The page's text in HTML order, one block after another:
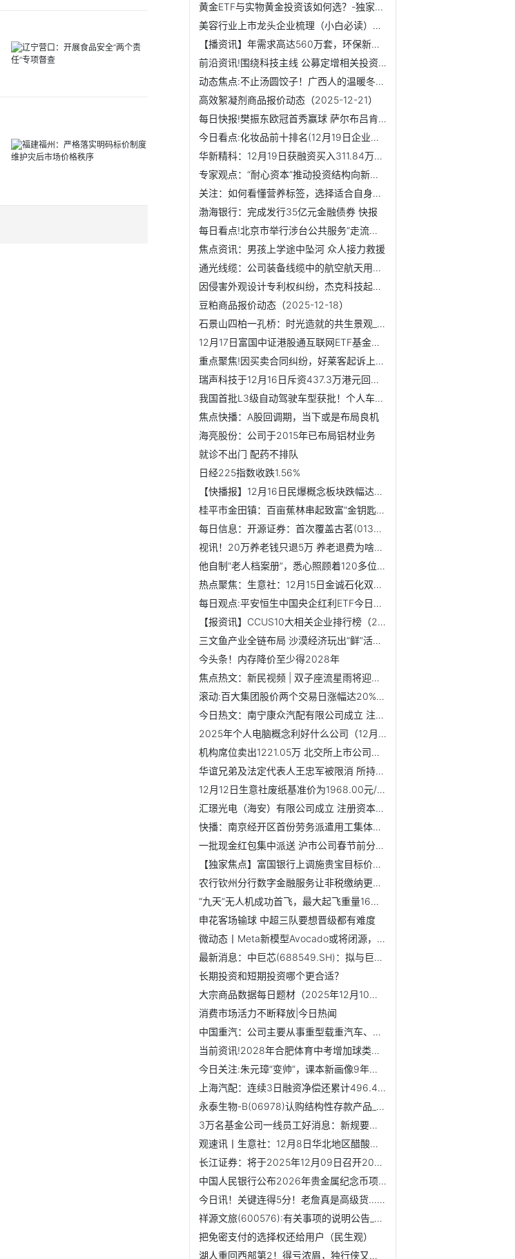
黄金ETF与实物黄金投资该如何选？-独家焦点
美容行业上市龙头企业梳理（小白必读）！（2025/12/22） 今日讯
【播资讯】年需求高达560万套，环保新政将做大机动车污控装置市场
前沿资讯!围绕科技主线 公募定增相关投资目前浮盈逾百亿元
动态焦点:不止汤圆饺子！广西人的温暖冬至，还藏着多少香甜美...
高效絮凝剂商品报价动态（2025-12-21）
每日快报!樊振东欧冠首秀赢球 萨尔布吕肯乒乓球队挺进八强
今日看点:化妆品前十排名(12月19日企业成交量排名前十名)
华新精科：12月19日获融资买入311.84万元_速递
专家观点：“耐心资本”推动投资结构向新质生产力集中
关注：如何看懂营养标签，选择适合自身的食品？国家卫健委介绍
渤海银行：完成发行35亿元金融债券 快报
每日看点!北京市举行涉台公共服务“走流程”成果展示
焦点资讯：男孩上学途中坠河 众人接力救援
通光线缆：公司装备线缆中的航空航天用耐高温电缆产品符合机...
因侵害外观设计专利权纠纷，杰克科技起诉台州市豪森缝纫机厂...
豆粕商品报价动态（2025-12-18）
石景山四柏一孔桥：时光造就的共生景观_新视野
12月17日富国中证港股通互联网ETF基金份额增加11.25亿份，重...
重点聚焦!因买卖合同纠纷，好莱客起诉上海佰卓装饰工程有限公司
瑞声科技于12月16日斥资437.3万港元回购11.45万股
我国首批L3级自动驾驶车型获批！个人车主能开上吗 专家回应...
焦点快播：A股回调期，当下或是布局良机
海亮股份：公司于2015年已布局铝材业务
就诊不出门 配药不排队
日经225指数收跌1.56%
【快播报】12月16日民爆概念板块跌幅达2%
桂平市金田镇：百亩蕉林串起致富“金钥匙”_每日热门
每日信息：开源证券：首次覆盖古茗(01364)予“买入”评级 看...
视讯！20万养老钱只退5万 养老退费为啥这么难？
他自制“老人档案册”，悉心照顾着120多位老人
热点聚焦：生意社：12月15日金诚石化双氧水价格行情
每日观点:平安恒生中国央企红利ETF今日起发售
【报资讯】CCUS10大相关企业排行榜（2025第三季度毛利润榜）
三文鱼产业全链布局 沙漠经济玩出“鲜”活力-快资讯
今头条！内存降价至少得2028年
焦点热文：新民视频 | 双子座流星雨将迎来极大 上海最佳观...
滚动:百大集团股价两个交易日涨幅达20%，股东减持139.94万股
今日热文：南宁康众汽配有限公司成立 注册资本10万人民币
2025年个人电脑概念利好什么公司（12月12日）_快资讯
机构席位卖出1221.05万 北交所上市公司大鹏工业登龙虎榜
华谊兄弟及法定代表人王忠军被限消 所持3.4亿元公司股票被二...
12月12日生意社废纸基准价为1968.00元/吨 快资讯
汇璟光电（海安）有限公司成立 注册资本50万人民币
快播：南京经开区首份劳务派遣用工集体合同正式签订
一批现金红包集中派送 沪市公司春节前分红大幕开启
【独家焦点】富国银行上调施贵宝目标价至55美元
农行钦州分行数字金融服务让非税缴纳更省心|焦点关注
“九天”无人机成功首飞，最大起飞重量16吨，载荷能力达6000...
申花客场输球 中超三队要想晋级都有难度
微动态丨Meta新模型Avocado或将闭源，有望在明年春季推出
最新消息：中巨芯(688549.SH)：拟与巨化股份及其控股股东巨化...
长期投资和短期投资哪个更合适？
大宗商品数据每日题材（2025年12月10日）​ 热闻
消费市场活力不断释放|今日热闻
中国重汽：公司主要从事重型载重汽车、重型专用车底盘、车桥...
当前资讯!2028年合肥体育中考增加球类测试 家长担心：没基础...
今日关注:朱元璋“变帅”，课本新画像9年前就有了
上海汽配：连续3日融资净偿还累计496.41万元（12-08）
永泰生物-B(06978)认购结构性存款产品_每日看点
3万名基金公司一线员工好消息：新规要求调整薪酬差距 加大向...
观速讯丨生意社：12月8日华北地区醋酸行情偏强上行
长江证券：将于2025年12月09日召开2025年第二次临时股东大会_...
中国人民银行公布2026年贵金属纪念币项目发行计划
今日讯！关键连得5分！老詹真是高级货……
祥源文旅(600576):有关事项的说明公告_今日热讯
把免密支付的选择权还给用户（民生观）
湖人重回西部第2！得亏浓眉，独行侠又行了